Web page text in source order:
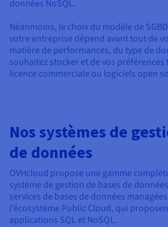
données NoSQL.
Néanmoins, le choix du modèle de
votre entreprise dépend avant tout de
matière de performances, du type de
souhaitez stocker et de vos
licence commerciale ou logiciels open
Nos systèmes de
de données
OVHcloud propose une gamme
système de gestion de bases de
services de bases de données
l’écosystème Public Cloud, qui
applications SQL et NoSQL.